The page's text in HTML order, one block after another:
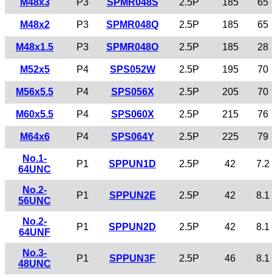
M48x2 P3 SPMR048Q 2.5P 185 65
M48x1.5 P3 SPMR048O 2.5P 185 28
M52x5 P4 SPS052W 2.5P 195 70
M56x5.5 P4 SPS056X 2.5P 205 70
M60x5.5 P4 SPS060X 2.5P 215 76
M64x6 P4 SPS064Y 2.5P 225 79
No.1-
64UNC
P1 SPPUN1D 2.5P 42 7.2
No.2-
56UNC
P1 SPPUN2E 2.5P 42 8.1
No.2-
64UNF
P1 SPPUN2D 2.5P 42 8.1
No.3-
48UNC
P1 SPPUN3F 2.5P 46 8.1